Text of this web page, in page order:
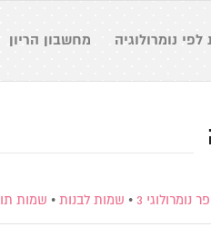
נומרולוגיה מחשבון הריון
נומרולוגי 3 • שמות לבנות • שמות